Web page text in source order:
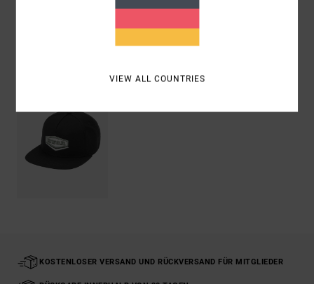
KOSTENLOSER VERSAND UND RÜCKVERSAND FÜR MITGLIEDER
VIEW ALL COUNTRIES